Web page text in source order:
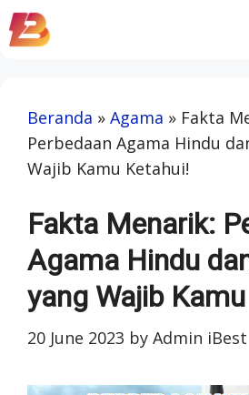
Skip
to
Beranda » Agama » Fakta
Perbedaan Agama Hindu
Wajib Kamu Ketahui!
Fakta Menarik:
Agama Hindu
yang Wajib
20 June 2023 by Admin iBest